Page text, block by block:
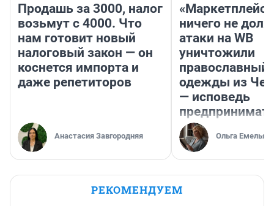
Продашь за 3000, налог
возьмут с 4000. Что
нам готовит новый
налоговый закон — он
коснется импорта и
даже репетиторов
Анастасия Завгородняя
«Маркетплейс
ничего не
атаки на WB
уничтожили
православный
одежды из
— исповедь
Ольга
РЕКОМЕНДУЕМ